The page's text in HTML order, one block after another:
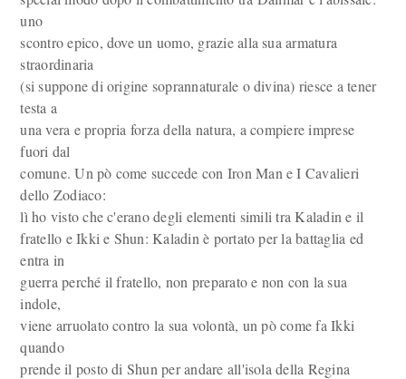
uno
scontro epico, dove un uomo, grazie alla sua armatura
straordinaria
(si suppone di origine soprannaturale o divina) riesce a tener
testa a
una vera e propria forza della natura, a compiere imprese
fuori dal
comune. Un pò come succede con Iron Man e I Cavalieri
dello Zodiaco:
lì ho visto che c'erano degli elementi simili tra Kaladin e il
fratello e Ikki e Shun: Kaladin è portato per la battaglia ed
entra in
guerra perché il fratello, non preparato e non con la sua
indole,
viene arruolato contro la sua volontà, un pò come fa Ikki
quando
prende il posto di Shun per andare all'isola della Regina